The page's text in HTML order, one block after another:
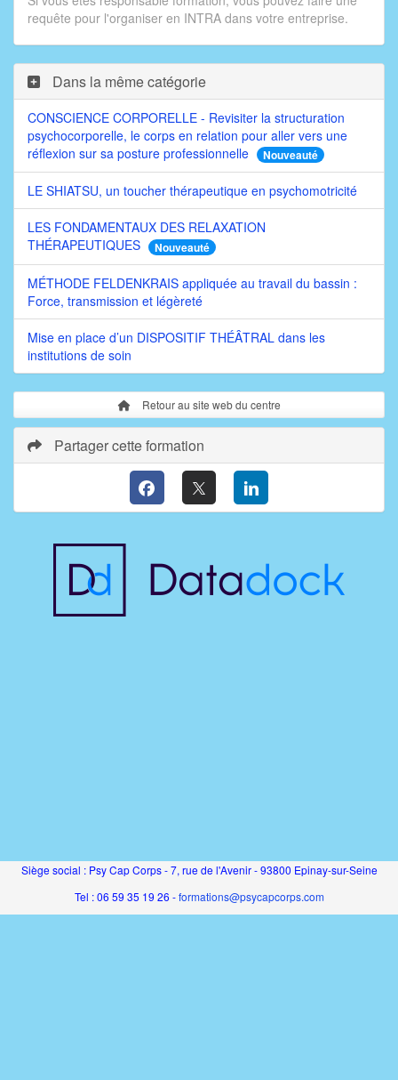
requête pour l'organiser en INTRA dans votre entreprise.
Dans la même catégorie
CONSCIENCE CORPORELLE - Revisiter la structuration
psychocorporelle, le corps en relation pour aller vers une
réflexion sur sa posture professionnelle
Nouveauté
LE SHIATSU, un toucher thérapeutique en psychomotricité
LES FONDAMENTAUX DES RELAXATION
THÉRAPEUTIQUES
Nouveauté
MÉTHODE FELDENKRAIS appliquée au travail du bassin :
Force, transmission et légèreté
Mise en place d’un DISPOSITIF THÉÂTRAL dans les
institutions de soin
Retour au site web du centre
Partager cette formation
Siège social : Psy Cap Corps - 7, rue de l'Avenir - 93800 Epinay-sur-Seine
Tel : 06 59 35 19 26 -formations@psycapcorps.com